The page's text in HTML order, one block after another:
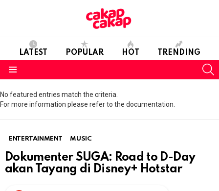
LATEST POPULAR HOT TRENDING
No featured entries match the criteria.
For more information please refer to the documentation.
ENTERTAINMENT MUSIC
Dokumenter SUGA: Road to D-Day
akan Tayang di Disney+ Hotstar